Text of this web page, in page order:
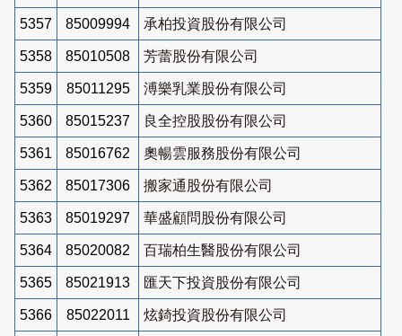
5357 85009994 承柏投資股份有限公司
5358 85010508 芳蕾股份有限公司
5359 85011295 溥樂乳業股份有限公司
5360 85015237 良全控股股份有限公司
5361 85016762 奧暢雲服務股份有限公司
5362 85017306 搬家通股份有限公司
5363 85019297 華盛顧問股份有限公司
5364 85020082 百瑞柏生醫股份有限公司
5365 85021913 匯天下投資股份有限公司
5366 85022011 炫錡投資股份有限公司